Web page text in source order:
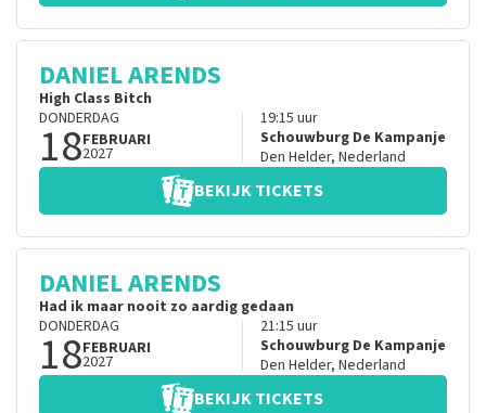
DANIEL ARENDS
High Class Bitch
DONDERDAG
18FEBRUARI
2027
19:15 uur
Schouwburg De Kampanje
Den Helder, Nederland
BEKIJK TICKETS
DANIEL ARENDS
Had ik maar nooit zo aardig gedaan
DONDERDAG
18FEBRUARI
2027
21:15 uur
Schouwburg De Kampanje
Den Helder, Nederland
BEKIJK TICKETS